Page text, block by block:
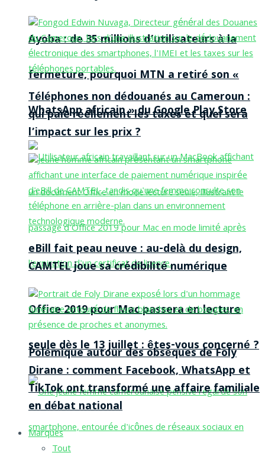
Ayoba : de 35 millions d’utilisateurs à la
fermeture, pourquoi MTN a retiré son «
WhatsApp africain » du Google Play Store
Office 2019 pour Mac passera en lecture
seule dès le 13 juillet : êtes-vous concerné ?
Téléphones non dédouanés au Cameroun :
qui paie réellement les taxes et quel sera
l’impact sur les prix ?
eBill fait peau neuve : au-delà du design,
CAMTEL joue sa crédibilité numérique
Polémique autour des obsèques de Foly
Dirane : comment Facebook, WhatsApp et
TikTok ont transformé une affaire familiale
en débat national
Marques
Tout